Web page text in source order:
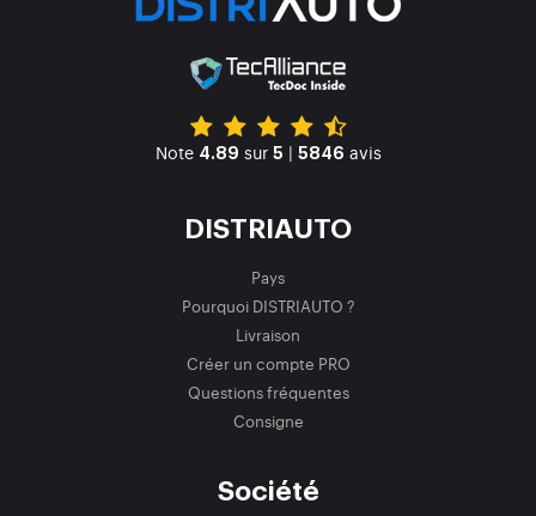
Note 4.89 sur 5 | 5846 avis
DISTRIAUTO
Pays
Pourquoi DISTRIAUTO ?
Livraison
Créer un compte PRO
Questions fréquentes
Consigne
Société